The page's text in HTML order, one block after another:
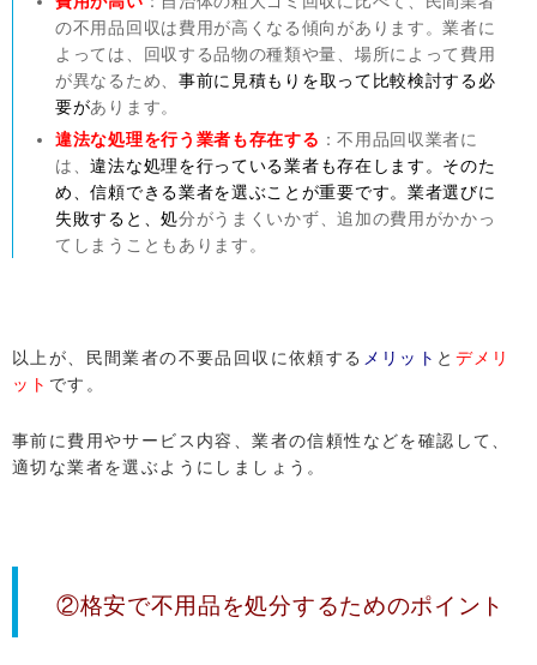
の不用品回収は費用が高くなる傾向があります。業者に
よっては、回収する品物の種類や量、場所によって費用
が異なるため、 事前に見積もりを取って比較検討する必
要があります。
違法な処理を行う業者も存在する ：不用品回収業者に
は、違法な処理を行っている業者も存在します。そのた
め、信頼できる業者を選ぶことが重要です。業者選びに
失敗すると、処分がうまくいかず、追加の費用がかかっ
てしまうこともあります。
以上が、民間業者の不要品回収に依頼する メリット と デメリ
ット です。
事前に費用やサービス内容、業者の信頼性などを確認して、
適切な業者を選ぶようにしましょう。
②格安で不用品を処分するためのポイント